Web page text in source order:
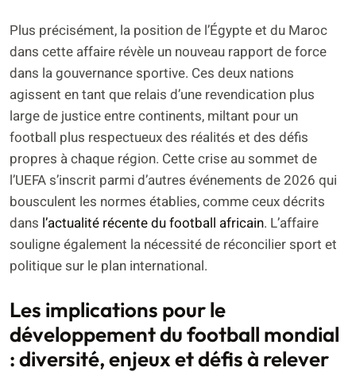
Plus précisément, la position de l’Égypte et du Maroc
dans cette affaire révèle un nouveau rapport de force
dans la gouvernance sportive. Ces deux nations
agissent en tant que relais d’une revendication plus
large de justice entre continents, miltant pour un
football plus respectueux des réalités et des défis
propres à chaque région. Cette crise au sommet de
l’UEFA s’inscrit parmi d’autres événements de 2026 qui
bousculent les normes établies, comme ceux décrits
dans l’actualité récente du football africain. L’affaire
souligne également la nécessité de réconcilier sport et
politique sur le plan international.
Les implications pour le
développement du football mondial
: diversité, enjeux et défis à relever